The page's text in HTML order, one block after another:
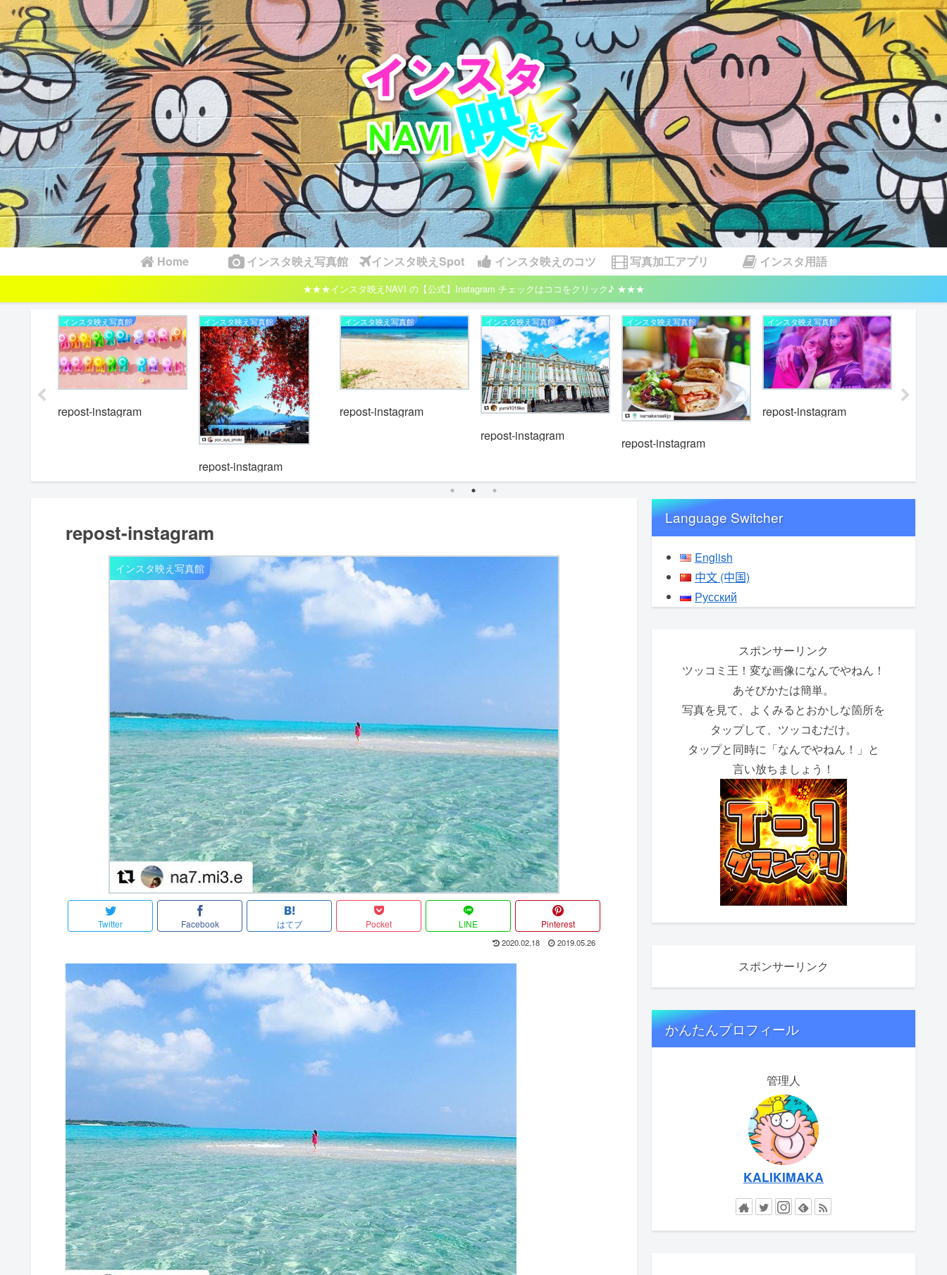
Home インスタ映え写真館 インスタ映えSpot インスタ映えのコツ 写真加工アプリ インスタ用語
★★★インスタ映えNAVI の【公式】Instagram チェックはココをクリック♪ ★★★
インスタ映え写真館
repost-instagram
インスタ映え写真館
repost-instagram
インスタ映え写真館
repost-instagram
インスタ映え写真館
repost-instagram
インスタ映え写真館
repost-instagram
インスタ映え写真館
repost-instagram
repost-instagram
インスタ映え写真館
Twitter Facebook はてブ Pocket LINE Pinterest
2020.02.18 2019.05.26
Language Switcher
English
中文 (中国)
Русский
スポンサーリンク
ツッコミ王！変な画像になんでやねん！
あそびかたは簡単。
写真を見て、よくみるとおかしな箇所を
タップして、ツッコむだけ。
タップと同時に「なんでやねん！」と
言い放ちましょう！
スポンサーリンク
かんたんプロフィール
管理人
KALIKIMAKA